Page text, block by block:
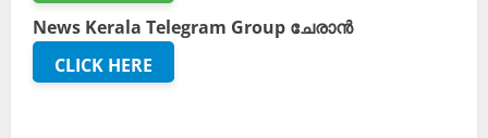
News Kerala Telegram Group ചേരാൻ
CLICK HERE